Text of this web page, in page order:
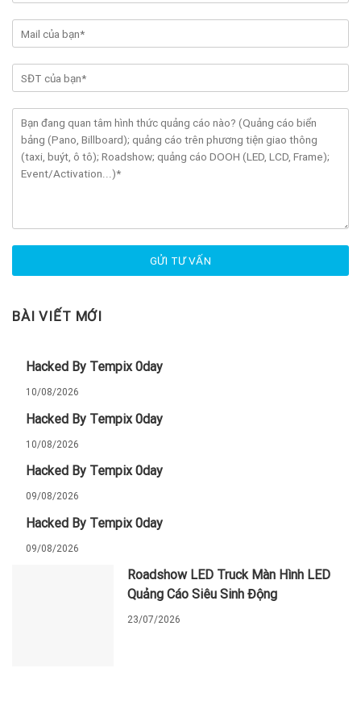
BÀI VIẾT MỚI
Hacked By Tempix 0day
10/08/2026
Hacked By Tempix 0day
10/08/2026
Hacked By Tempix 0day
09/08/2026
Hacked By Tempix 0day
09/08/2026
Roadshow LED Truck Màn Hình LED
Quảng Cáo Siêu Sinh Động
23/07/2026